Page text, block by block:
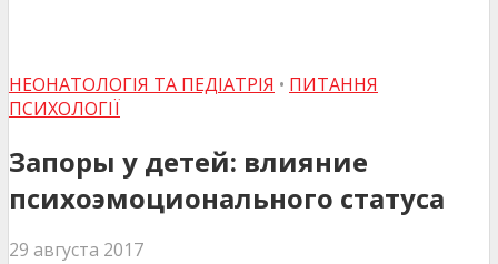
НЕОНАТОЛОГІЯ ТА ПЕДІАТРІЯ • ПИТАННЯ
ПСИХОЛОГІЇ
Запоры у детей: влияние
психоэмоционального статуса
29 августа 2017